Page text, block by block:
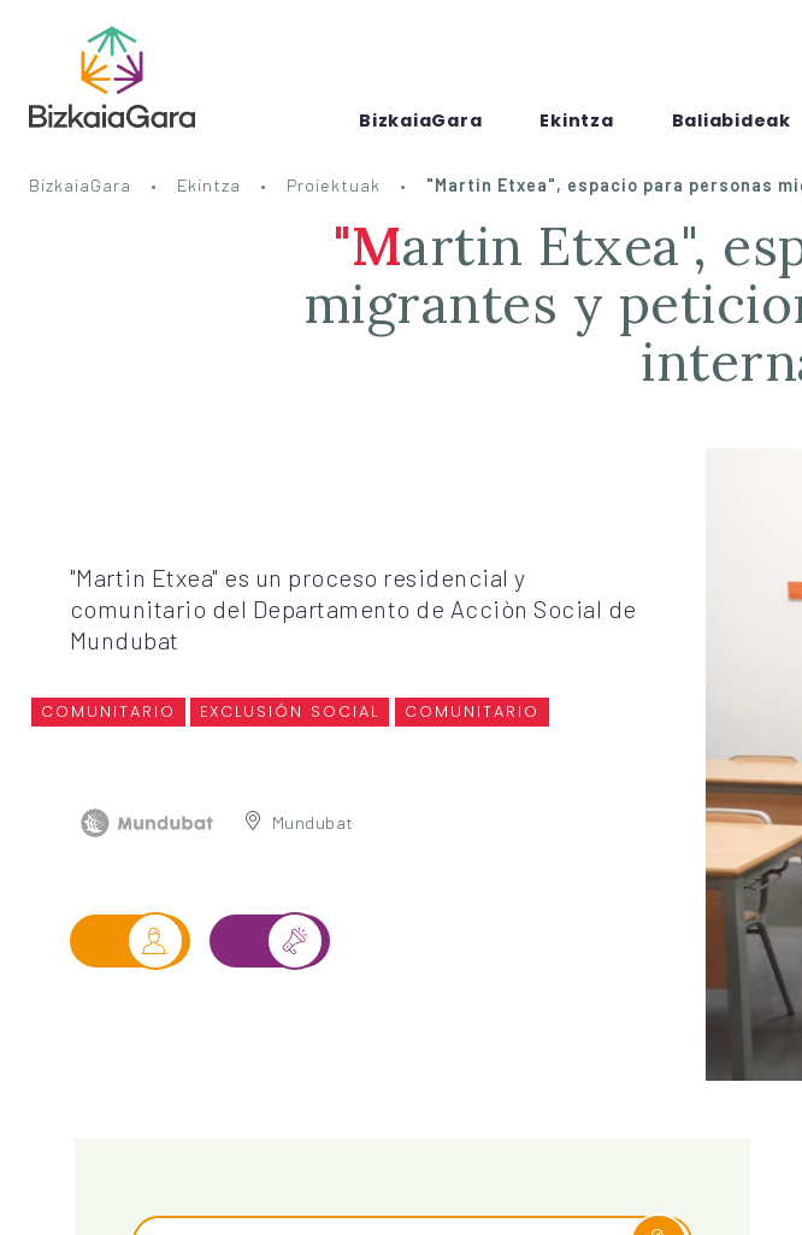
BizkaiaGara Ekintza Baliabideak
BizkaiaGara Ekintza Proiektuak "Martin Etxea", espacio para personas
"Martin Etxea", espacio para personas
migrantes y
"Martin Etxea" es un proceso residencial y
comunitario del Departamento de Acciòn Social de
Mundubat
COMUNITARIO EXCLUSIÓN SOCIAL COMUNITARIO
Mundubat